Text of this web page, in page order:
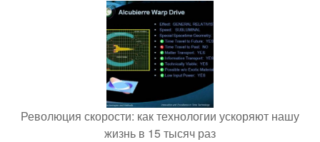
Революция скорости: как технологии ускоряют нашу
жизнь в 15 тысяч раз